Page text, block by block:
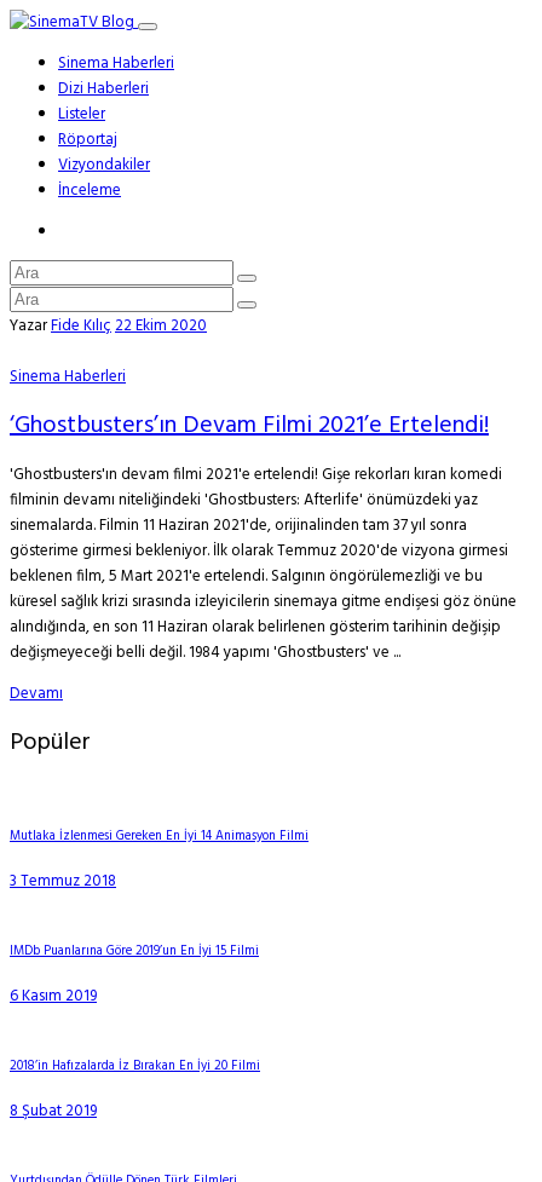
Sinema Haberleri
Dizi Haberleri
Listeler
Röportaj
Vizyondakiler
İnceleme
YazarFide Kılıç22 Ekim 2020
Sinema Haberleri
‘Ghostbusters’ın Devam Filmi 2021’e Ertelendi!
'Ghostbusters'ın devam filmi 2021'e ertelendi! Gişe rekorları kıran komedi
filminin devamı niteliğindeki 'Ghostbusters: Afterlife' önümüzdeki yaz
sinemalarda. Filmin 11 Haziran 2021'de, orijinalinden tam 37 yıl sonra
gösterime girmesi bekleniyor. İlk olarak Temmuz 2020'de vizyona girmesi
beklenen film, 5 Mart 2021'e ertelendi. Salgının öngörülemezliği ve bu
küresel sağlık krizi sırasında izleyicilerin sinemaya gitme endişesi göz önüne
alındığında, en son 11 Haziran olarak belirlenen gösterim tarihinin değişip
değişmeyeceği belli değil. 1984 yapımı 'Ghostbusters' ve ...
Devamı
Popüler
Mutlaka İzlenmesi Gereken En İyi 14 Animasyon Filmi
3 Temmuz 2018
IMDb Puanlarına Göre 2019’un En İyi 15 Filmi
6 Kasım 2019
2018’in Hafızalarda İz Bırakan En İyi 20 Filmi
8 Şubat 2019